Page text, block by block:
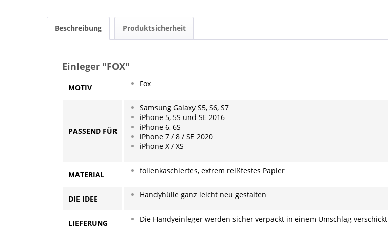
Beschreibung Produktsicherheit
Einleger "FOX"
MOTIV Fox
PASSEND FÜR
Samsung Galaxy S5, S6, S7
iPhone 5, 5S und SE 2016
iPhone 6, 6S
iPhone 7 / 8 / SE 2020
iPhone X / XS
MATERIAL folienkaschiertes, extrem reißfestes Papier
DIE IDEE Handyhülle ganz leicht neu gestalten
LIEFERUNG Die Handyeinleger werden sicher verpackt in einem Umschlag verschickt